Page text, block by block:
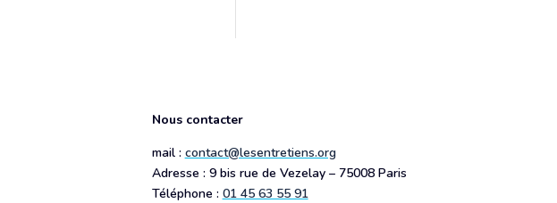
Nous contacter
mail : contact@lesentretiens.org
Adresse : 9 bis rue de Vezelay – 75008 Paris
Téléphone : 01 45 63 55 91